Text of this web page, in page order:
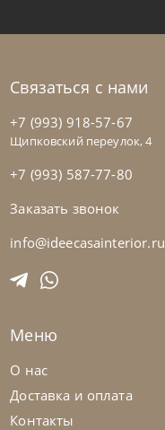
Связаться с нами
+7 (993) 918-57-67
Щипковский переулок, 4
+7 (993) 587-77-80
Заказать звонок
info@ideecasainterior.ru
Меню
О нас
Доставка и оплата
Контакты